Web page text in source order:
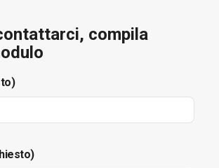
compila